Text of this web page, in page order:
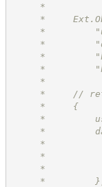
*
*
*
*
*
*
*
*     //
*     {
*
*
*
*
*
*